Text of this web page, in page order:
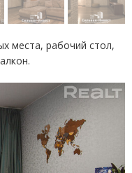
места, рабочий стол,